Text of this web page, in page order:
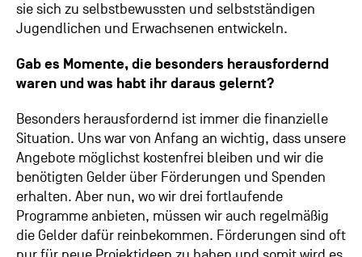
sie sich zu selbstbewussten und selbstständigen
Jugendlichen und Erwachsenen entwickeln.
Gab es Momente, die besonders herausfordernd
waren und was habt ihr daraus gelernt?
Besonders herausfordernd ist immer die finanzielle
Situation. Uns war von Anfang an wichtig, dass unsere
Angebote möglichst kostenfrei bleiben und wir die
benötigten Gelder über Förderungen und Spenden
erhalten. Aber nun, wo wir drei fortlaufende
Programme anbieten, müssen wir auch regelmäßig
die Gelder dafür reinbekommen. Förderungen sind oft